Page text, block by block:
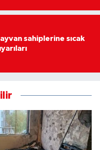
sahiplerine sıcak